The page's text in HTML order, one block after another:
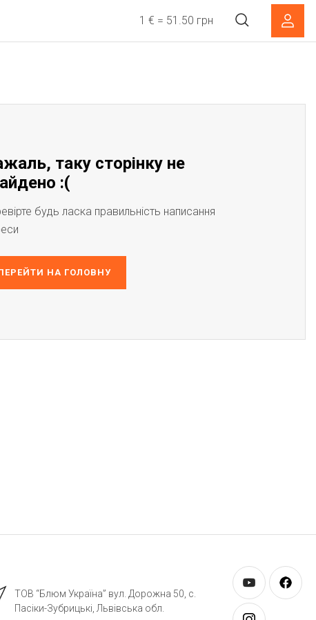
1 € = 51.50 грн
таку сторінку не
:(
будь ласка правильність написання
НА ГОЛОВНУ
ТОВ “Блюм Україна” вул. Дорожна 50, c.
Пасіки-Зубрицькі, Львівська обл.